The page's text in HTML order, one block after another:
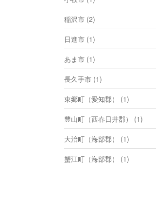
稲沢市 (2)
日進市 (1)
あま市 (1)
長久手市 (1)
東郷町（愛知郡） (1)
豊山町（西春日井郡） (1)
大治町（海部郡） (1)
蟹江町（海部郡） (1)